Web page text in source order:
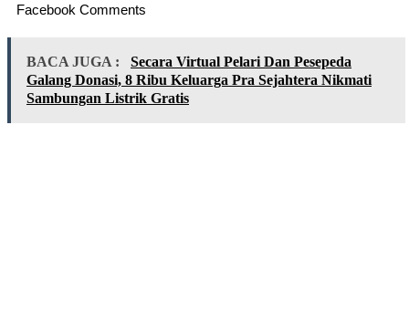
Facebook Comments
BACA JUGA :
Secara Virtual Pelari Dan Pesepeda
Galang Donasi, 8 Ribu Keluarga Pra Sejahtera Nikmati
Sambungan Listrik Gratis